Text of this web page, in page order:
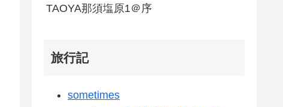
TAOYA那須塩原1＠序
旅行記
sometimes